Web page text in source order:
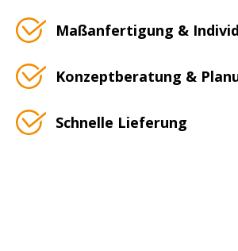
Maßanfertigung &
Konzeptberatung &
Schnelle Lieferung